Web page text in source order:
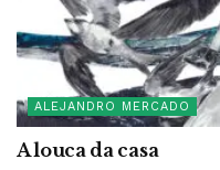
ALEJANDRO MERCADO
A louca da casa